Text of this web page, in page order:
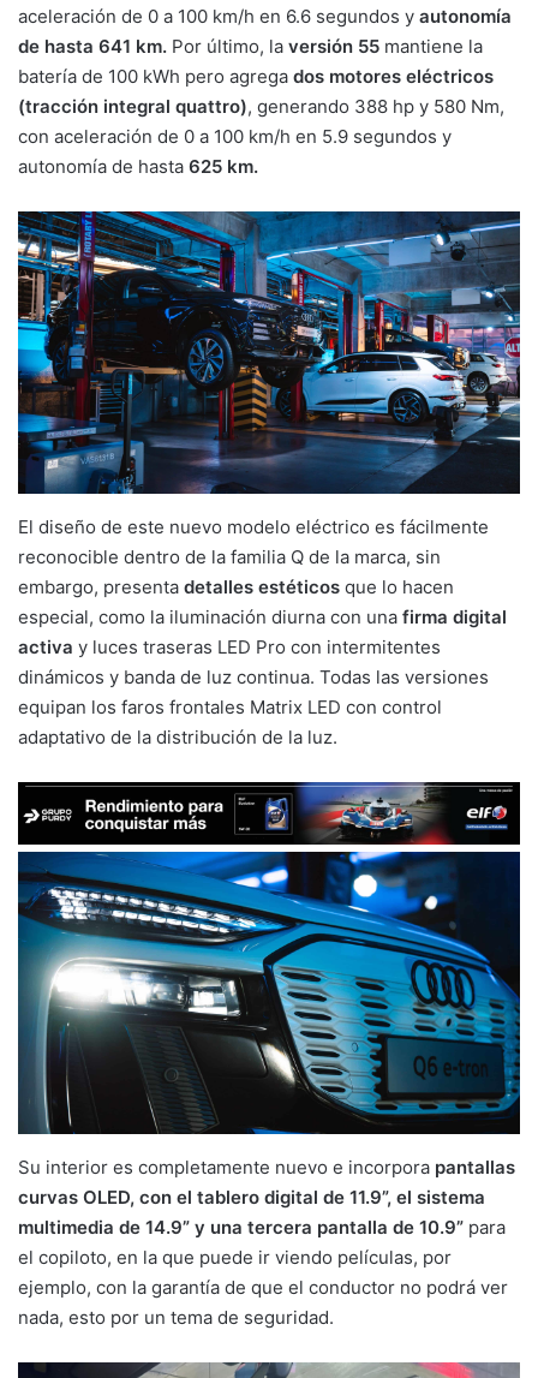
aceleración de 0 a 100 km/h en 6.6 segundos y autonomía
de hasta 641 km. Por último, la versión 55 mantiene la
batería de 100 kWh pero agrega dos motores eléctricos
(tracción integral quattro), generando 388 hp y 580 Nm,
con aceleración de 0 a 100 km/h en 5.9 segundos y
autonomía de hasta 625 km.
El diseño de este nuevo modelo eléctrico es fácilmente
reconocible dentro de la familia Q de la marca, sin
embargo, presenta detalles estéticos que lo hacen
especial, como la iluminación diurna con una firma digital
activa y luces traseras LED Pro con intermitentes
dinámicos y banda de luz continua. Todas las versiones
equipan los faros frontales Matrix LED con control
adaptativo de la distribución de la luz.
Su interior es completamente nuevo e incorpora pantallas
curvas OLED, con el tablero digital de 11.9”, el sistema
multimedia de 14.9” y una tercera pantalla de 10.9” para
el copiloto, en la que puede ir viendo películas, por
ejemplo, con la garantía de que el conductor no podrá ver
nada, esto por un tema de seguridad.